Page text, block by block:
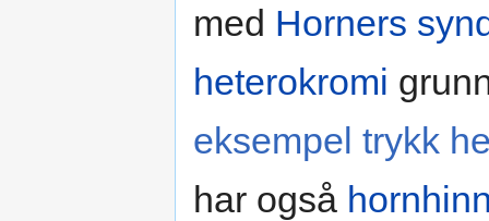
med Horners
heterokromi
eksempel trykk
har også